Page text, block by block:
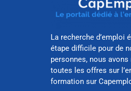
La recherche d’emploi
étape difficile pour de
personnes, nous avons
toutes les offres sur
formation sur